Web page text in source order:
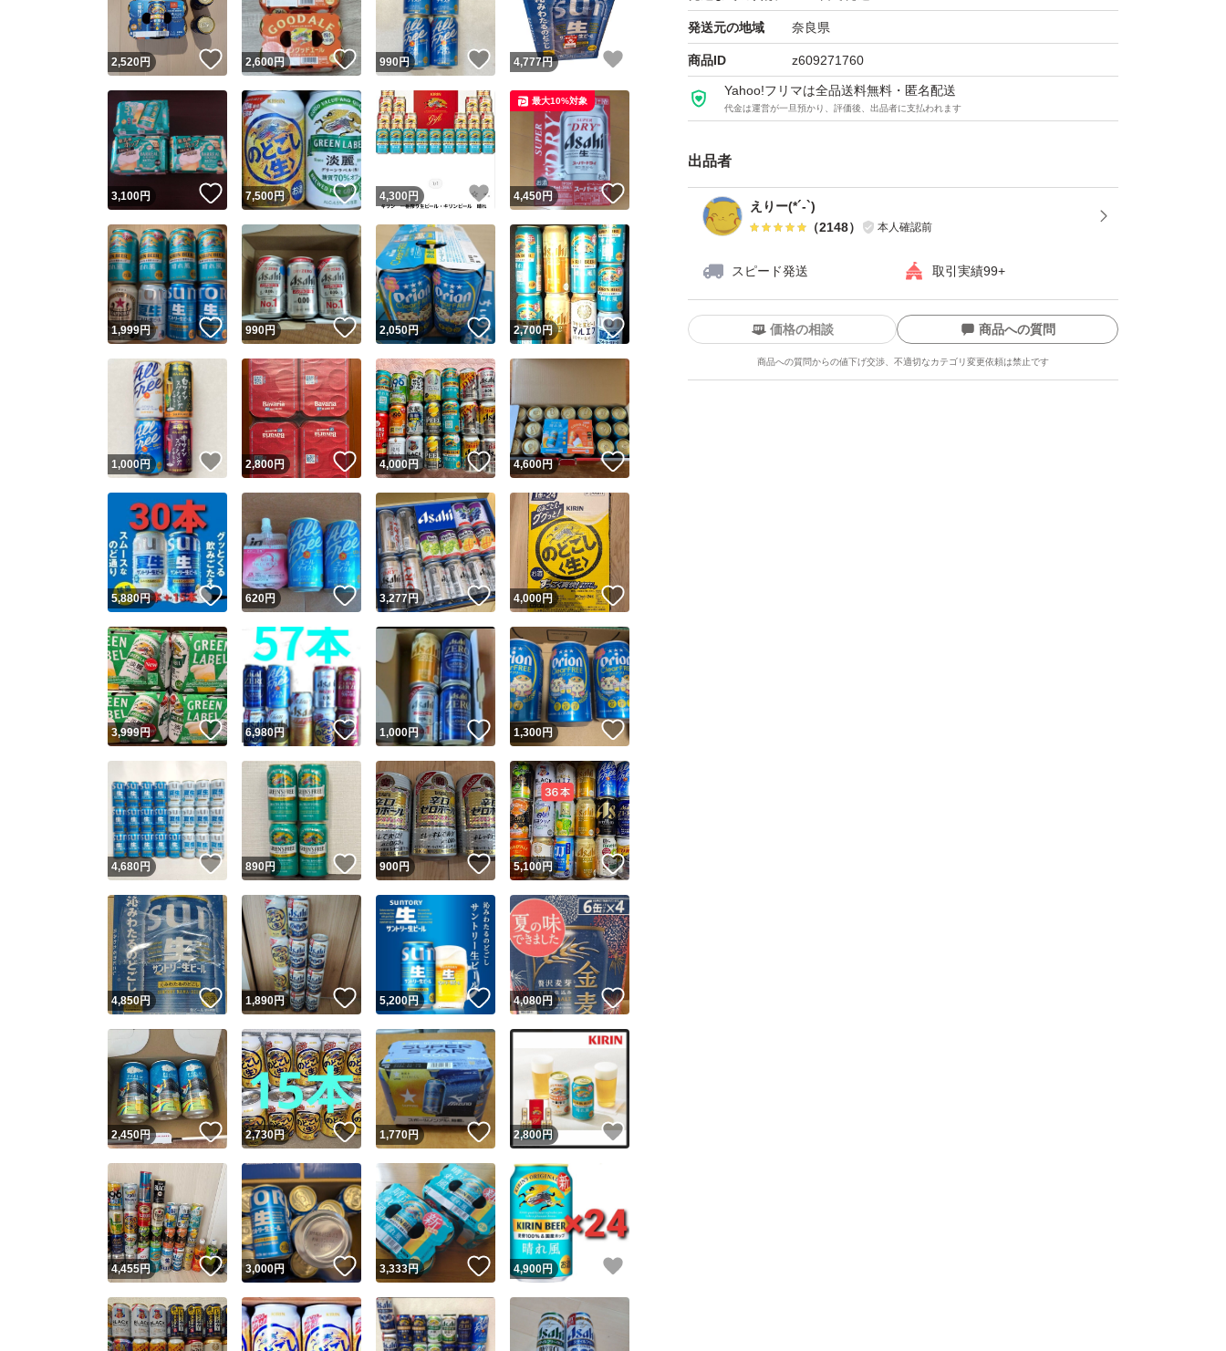
賞味期限 写真2
お値引き不可
梱包の箱はリサイクルです
簡易包装にて発送致します
発送元の地域 奈良県
商品ID z609271760
Yahoo!フリマは全品送料無料・匿名配送
代金は運営が一旦預かり、評価後、出品者に支払われます
出品者
えりー(*´-`)
（2148） 本人確認前
スピード発送 取引実績99+
ユーザーの実績について
Yahoo!フリマが定めた一定の基準を満たしたユーザーにバッジを付与しています
安心取引出品者
安心取引出品者 Yahoo!フリマの基準をクリアした安心・安全なユーザーです
取引実績
取引実績◯+ このユーザーはYahoo!フリマの取引を完了させた実績があります
他フリマ実績◯+ このユーザーは他フリマサービスでの取引実績があります
スピード&安心発送
※このバッジは実績に基づく表示であり、発送を保証しているものではありません
スピード＆安心発送
このユーザーは高頻度で24時間以内＆設定した発送日数内に発送してい
ます
スピード発送 このユーザーは高頻度で24時間以内に発送しています
安心発送 このユーザーは設定した発送日数内に発送しています
価格の相談 商品への質問
商品への質問からの値下げ交渉、不適切なカテゴリ変更依頼は禁止です
この商品の情報をコピーします
商品画像の無断転載は禁止されています
コピーは1商品につき1回です
出品ページへ
キャンセル
2,520円 いいね！
2,600 円 いいね！
990円 いいね！
4,777円
3,100円 いいね！
7,500円 いいね！
4,300 円 いいね！
4,450円
最大10%対象
1,999円 いいね！
990円 いいね！
2,050円 いいね！
2,700円
1,000円 いいね！
2,800円 いいね！
4,000円 いいね！
4,600円 いいね！
5,880円 いいね！
620円 いいね！
3,277円 いいね！
4,000円
3,999円 いいね！
6,980円 いいね！
1,000円 いいね！
1,300円 いいね！
4,680円 いいね！
890円 いいね！
900円 いいね！
5,100円 いいね！
4,850円 いいね！
1,890円 いいね！
5,200円 いいね！
4,080円 いいね！
2,450円 いいね！
2,730円 いいね！
1,770円 いいね！
2,800円 いいね！
4,455円 いいね！
3,000円 いいね！
3,333円 いいね！
4,900円